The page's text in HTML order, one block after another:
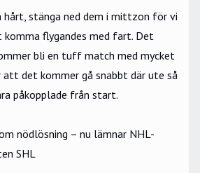
stänga ned dem i mittzon för vi
flygandes med fart. Det
bli en tuff match med mycket
det kommer gå snabbt där ute så
påkopplade från start.
nödlösning – nu lämnar NHL-
SHL